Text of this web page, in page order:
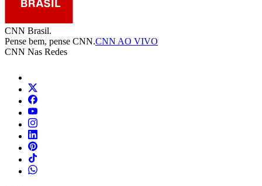
CNN Brasil.
Pense bem, pense CNN.CNN AO VIVO
CNN Nas Redes